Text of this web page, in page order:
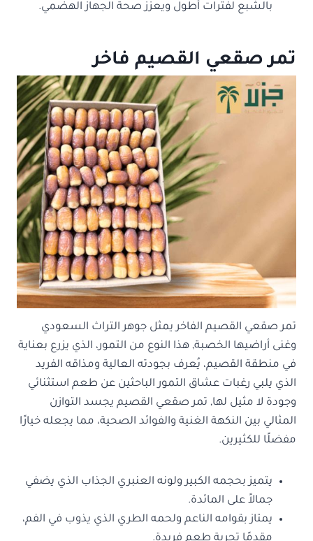
بالشبع لفترات أطول ويعزز صحة الجهاز الهضمي.
تمر صقعي القصيم فاخر
تمر صقعي القصيم الفاخر يمثل جوهر التراث السعودي
وغنى أراضيها الخصبة, هذا النوع من التمور، الذي يزرع بعناية
في منطقة القصيم، يُعرف بجودته العالية ومذاقه الفريد
الذي يلبي رغبات عشاق التمور الباحثين عن طعم استثنائي
وجودة لا مثيل لها, تمر صقعي القصيم يجسد التوازن
المثالي بين النكهة الغنية والفوائد الصحية، مما يجعله خيارًا
مفضلًا للكثيرين.
يتميز بحجمه الكبير ولونه العنبري الجذاب الذي يضفي
جمالاً على المائدة.
يمتاز بقوامه الناعم ولحمه الطري الذي يذوب في الفم،
مقدمًا تجربة طعم فريدة.